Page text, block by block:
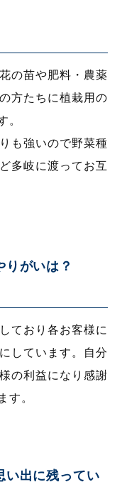
の苗や肥料・農薬
方たちに植栽用の
。
も強いので野菜種
多岐に渡ってお互
りがいは？
ており各お客様に
しています。自分
の利益になり感謝
す。
い出に残ってい